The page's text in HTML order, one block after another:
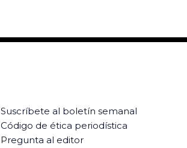
Suscríbete al boletín semanal
Código de ética periodística
Pregunta al editor